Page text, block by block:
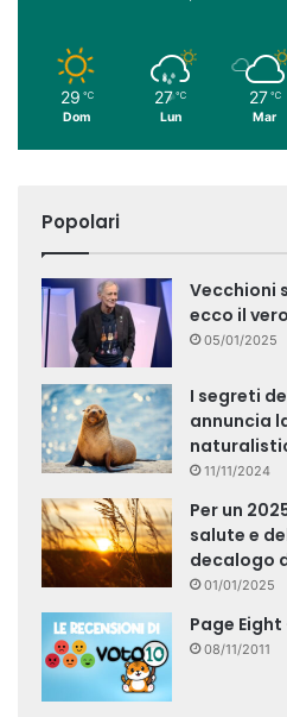
29 ℃
Dom
27 ℃
Lun
27 ℃
Mar
Popolari
Vecchioni
ecco il
05/01/2025
I segreti
annuncia
11/11/2024
Per un
salute e
decalogo
01/01/2025
Page
08/11/2011